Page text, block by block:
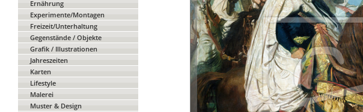
Ernährung
Experimente/Montagen
Freizeit/Unterhaltung
Gegenstände / Objekte
Grafik / Illustrationen
Jahreszeiten
Karten
Lifestyle
Malerei
Muster & Design